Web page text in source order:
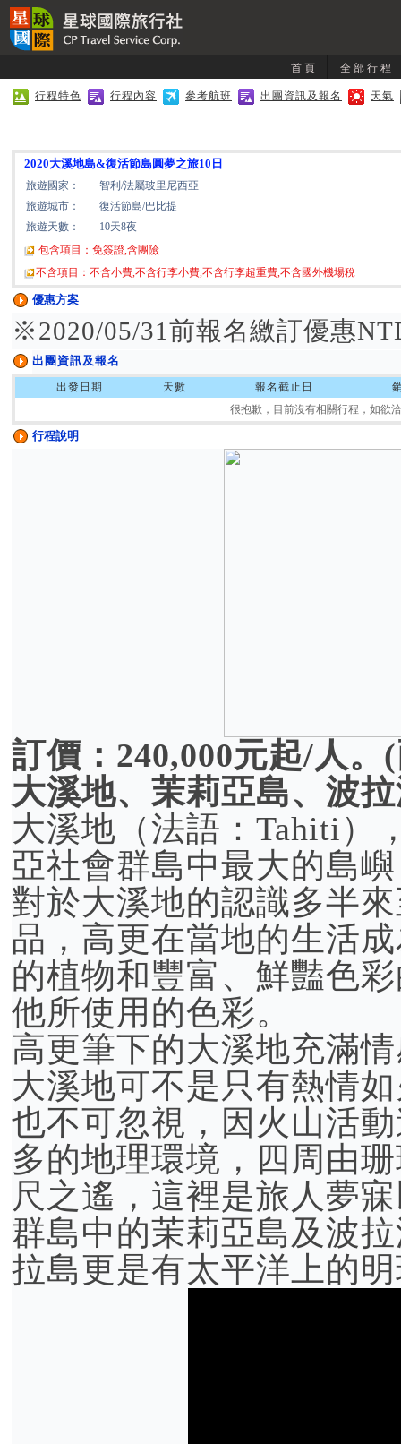
首頁 全部行程
行程特色 行程內容 參考航班 出團資訊及報名 天氣
2020大溪地島&復活節島圓夢之旅10日
旅遊國家：
智利/法屬玻里尼西亞
旅遊城市：
復活節島/巴比提
旅遊天數：
10天8夜
包含項目：免簽證,含團險
不含項目：不含小費,不含行李小費,不含行李超重費,不含國外機場稅
優惠方案
※2020/05/31前報名繳訂優惠
出團資訊及報名
出發日期 天數 報名截止日
很抱歉，目前沒有相關行程，如欲
行程說明
訂價：240,000元起/人
大溪地、茉莉亞島、波
大溪地（法語：Tahiti）
亞社會群島中最大的島
對於大溪地的認識多半
品，高更在當地的生活
的植物和豐富、鮮豔色
他所使用的色彩。
高更筆下的大溪地充滿
大溪地可不是只有熱情
也不可忽視，因火山活
多的地理環境，四周由
尺之遙，這裡是旅人夢
群島中的茉莉亞島及波
拉島更是有太平洋上的